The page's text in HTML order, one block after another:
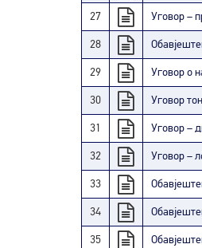
27 Уговор –
28
29 Уговор о
30 Уговор
31 Уговор –
32 Уговор –
33
34
35